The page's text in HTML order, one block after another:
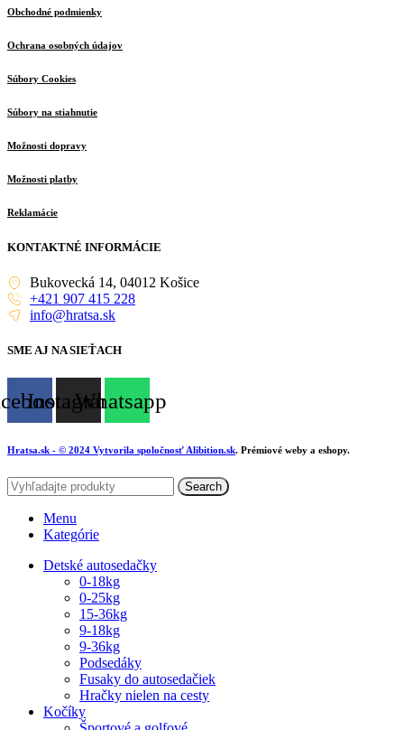
Obchodné podmienky
Ochrana osobných údajov
Súbory Cookies
Súbory na stiahnutie
Možnosti dopravy
Možnosti platby
Reklamácie
KONTAKTNÉ INFORMÁCIE
Bukovecká 14, 04012 Košice
+421 907 415 228
info@hratsa.sk
SME AJ NA SIEŤACH
InstagramWhatsapp
Hratsa.sk - © 2024 Vytvorila spoločnosť Alibition.sk. Prémiové weby a eshopy.
Search
Menu
Kategórie
Detské autosedačky
0-18kg
0-25kg
15-36kg
9-18kg
9-36kg
Podsedáky
Fusaky do autosedačiek
Hračky nielen na cesty
Kočíky